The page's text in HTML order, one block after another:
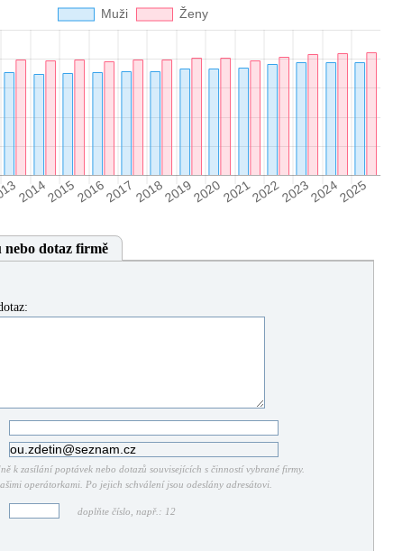
nebo dotaz firmě
k zasílání poptávek nebo dotazů souvisejících s činností vybrané firmy.
operátorkami. Po jejich schválení jsou odeslány adresátovi.
doplňte číslo, např.: 12